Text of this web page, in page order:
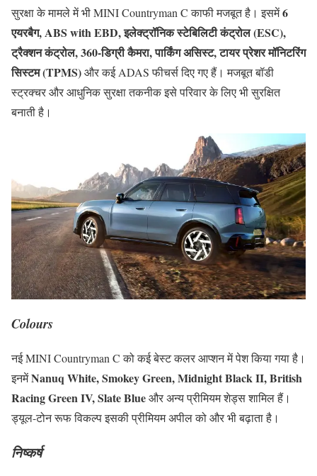
सुरक्षा के मामले में भी MINI Countryman C काफी मजबूत है। इसमें6
एयरबैग, ABS with EBD, इलेक्ट्रॉनिक स्टेबिलिटी कंट्रोल (ESC),
ट्रैक्शन कंट्रोल, 360-डिग्री कैमरा, पार्किंग असिस्ट, टायर प्रेशर मॉनिटरिंग
सिस्टम (TPMS)और कई ADAS फीचर्स दिए गए हैं। मजबूत बॉडी
स्ट्रक्चर और आधुनिक सुरक्षा तकनीक इसे परिवार के लिए भी सुरक्षित
बनाती है।
Colours
नई MINI Countryman C को कई बेस्ट कलर आप्शन में पेश किया गया है।
इनमेंNanuq White, Smokey Green, Midnight Black II, British
Racing Green IV, Slate Blueऔर अन्य प्रीमियम शेड्स शामिल हैं।
ड्यूल-टोन रूफ विकल्प इसकी प्रीमियम अपील को और भी बढ़ाता है।
निष्कर्ष